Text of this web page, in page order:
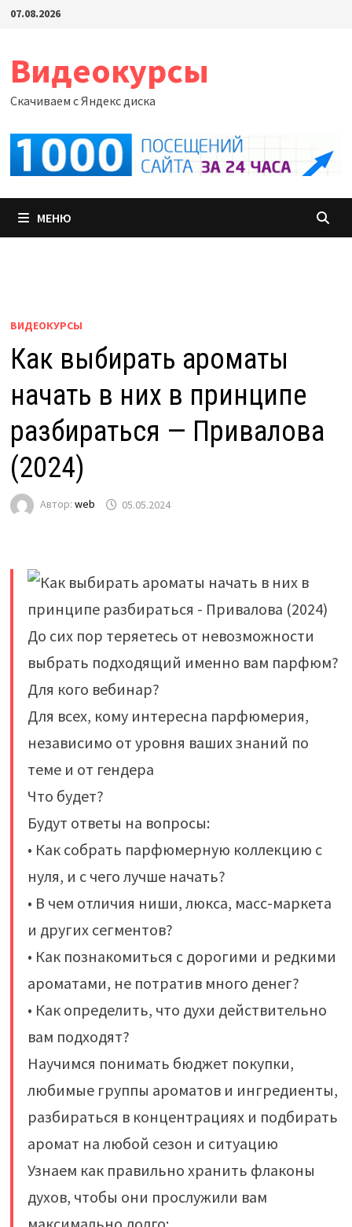
Перейти
07.08.2026
Видеокурсы
Скачиваем с Яндекс диска
МЕНЮ
ВИДЕОКУРСЫ
Как выбирать ароматы
начать в них в принципе
разбираться — Привалова
(2024)
Автор: web 05.05.2024
До сих пор теряетесь от невозможности
выбрать подходящий именно вам парфюм?
Для кого вебинар?
Для всех, кому интересна парфюмерия,
независимо от уровня ваших знаний по
теме и от гендера
Что будет?
Будут ответы на вопросы:
• Как собрать парфюмерную коллекцию с
нуля, и с чего лучше начать?
• В чем отличия ниши, люкса, масс-маркета
и других сегментов?
• Как познакомиться с дорогими и редкими
ароматами, не потратив много денег?
• Как определить, что духи действительно
вам подходят?
Научимся понимать бюджет покупки,
любимые группы ароматов и ингредиенты,
разбираться в концентрациях и подбирать
аромат на любой сезон и ситуацию
Узнаем как правильно хранить флаконы
духов, чтобы они прослужили вам